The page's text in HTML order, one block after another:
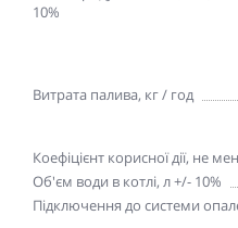
10%
Витрата палива, кг / год
Коефіцієнт корисної дії, не
Об'єм води в котлі, л +/- 10%
Підключення до системи